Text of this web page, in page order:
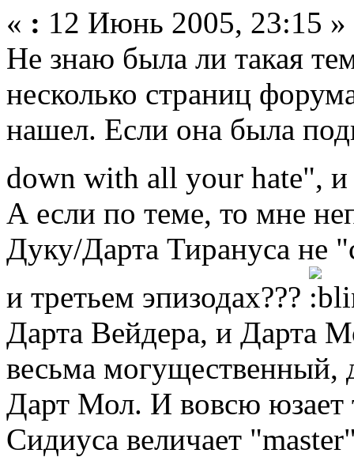
« : 12 Июнь 2005, 23:15 »
Не знаю была ли такая
несколько страниц
нашел. Если она была
down with all your hate",
А если по теме, то мне
Дуку/Дарта Тирануса не
и третьем эпизодах???
Дарта Вейдера, и Дарта
весьма могущественный,
Дарт Мол. И вовсю
Сидиуса величает